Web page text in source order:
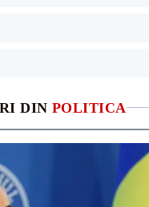
DIN POLITICA